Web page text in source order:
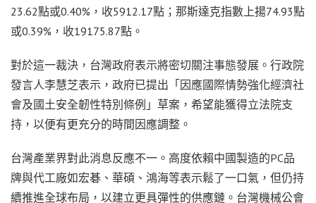
23.62點或0.40%，收5912.17點；那斯達克指數上揚74.93點
或0.39%，收19175.87點。
對於這一裁決，台灣政府表示將密切關注事態發展。行政院
發言人李慧芝表示，政府已提出「因應國際情勢強化經濟社
會及國土安全韌性特別條例」草案，希望能獲得立法院支
持，以便有更充分的時間因應調整。
台灣產業界對此消息反應不一。高度依賴中國製造的PC品
牌與代工廠如宏碁、華碩、鴻海等表示鬆了一口氣，但仍持
續推進全球布局，以建立更具彈性的供應鏈。台灣機械公會